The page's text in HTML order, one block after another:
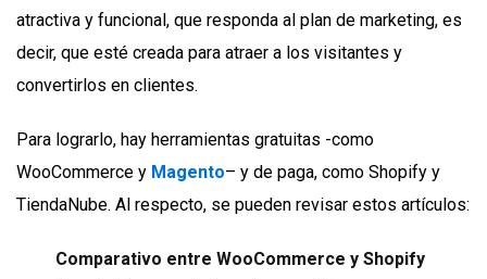
atractiva y funcional, que responda al plan de marketing, es
decir, que esté creada para atraer a los visitantes y
convertirlos en clientes.
Para lograrlo, hay herramientas gratuitas -como
WooCommerce y Magento– y de paga, como Shopify y
TiendaNube. Al respecto, se pueden revisar estos artículos:
Comparativo entre WooCommerce y Shopify